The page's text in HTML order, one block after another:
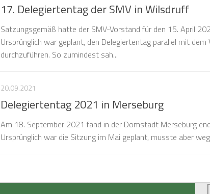
17. Delegiertentag der SMV in Wilsdruff
Satzungsgemäß hatte der SMV-Vorstand für den 15. April
Ursprünglich war geplant, den Delegiertentag parallel mit dem
durchzuführen. So zumindest sah...
20.09.2021
Delegiertentag 2021 in Merseburg
Am 18. September 2021 fand in der Domstadt Merseburg
Ursprünglich war die Sitzung im Mai geplant, musste aber